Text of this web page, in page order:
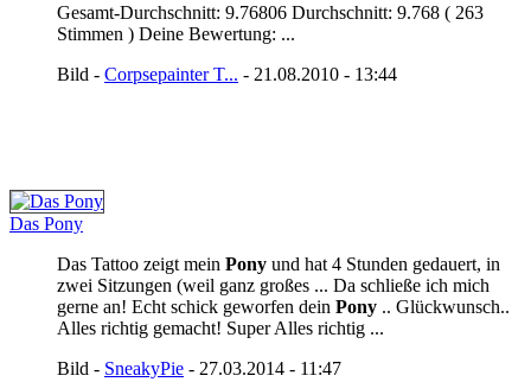
Gesamt-Durchschnitt: 9.76806 Durchschnitt: 9.768 ( 263
Stimmen ) Deine Bewertung: ...
Bild - Corpsepainter T... - 21.08.2010 - 13:44
Das Pony
Das Tattoo zeigt mein Pony und hat 4 Stunden gedauert, in
zwei Sitzungen (weil ganz großes ... Da schließe ich mich
gerne an! Echt schick geworfen dein Pony .. Glückwunsch..
Alles richtig gemacht! Super Alles richtig ...
Bild - SneakyPie - 27.03.2014 - 11:47